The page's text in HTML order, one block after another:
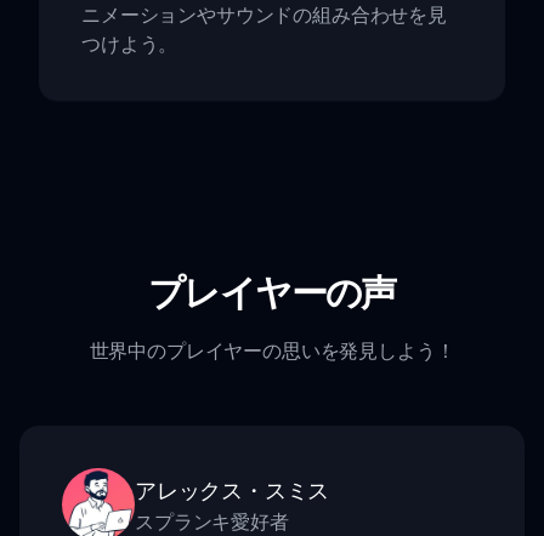
ニメーションやサウンドの組み合わせを見
つけよう。
プレイヤーの声
世界中のプレイヤーの思いを発見しよう！
アレックス・スミス
スプランキ愛好者